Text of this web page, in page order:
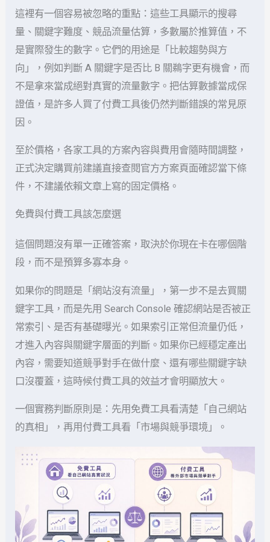
這裡有一個容易被忽略的重點：這些工具顯示的搜尋
量、關鍵字難度、競品流量估算，多數屬於推算值，不
是實際發生的數字。它們的用途是「比較趨勢與方
向」，例如判斷 A 關鍵字是否比 B 關鵜字更有機會，而
不是拿來當成絕對真實的流量數字。把估算數據當成保
證值，是許多人買了付費工具後仍然判斷錯誤的常見原
因。
至於價格，各家工具的方案內容與費用會隨時間調整，
正式決定購買前建議直接查閱官方方案頁面確認當下條
件，不建議依賴文章上寫的固定價格。
免費與付費工具該怎麼選
這個問題沒有單一正確答案，取決於你現在卡在哪個階
段，而不是預算多寡本身。
如果你的問題是「網站沒有流量」，第一步不是去買關
鍵字工具，而是先用 Search Console 確認網站是否被正
常索引、是否有基礎曝光。如果索引正常但流量仍低，
才進入內容與關鍵字層面的判斷。如果你已經穩定產出
內容，需要知道競爭對手在做什麼、還有哪些關鍵字缺
口沒覆蓋，這時候付費工具的效益才會明顯放大。
一個實務判斷原則是：先用免費工具看清楚「自己網站
的真相」，再用付費工具看「市場與競爭環境」。